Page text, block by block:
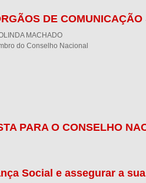
DE
MACHADO
do Conselho Nacional
PARA O CONSELHO
Social e assegurar a